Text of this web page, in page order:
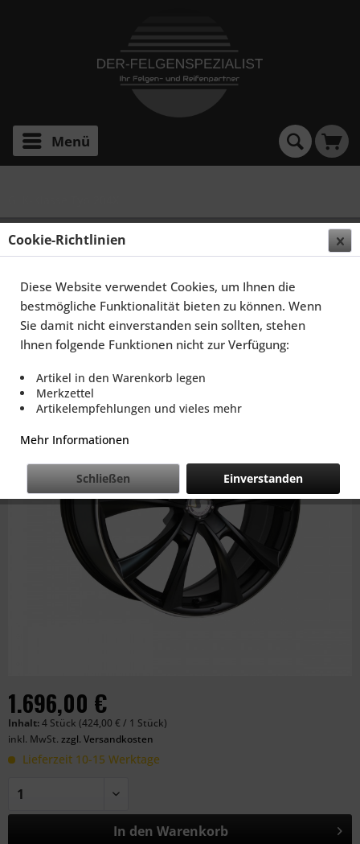
Menü
SCHMIDT FELGEN 20 ZOLL STORMER FÜR
MERCEDES-BENZ GLK-KLASSE X204, SATINBLACK
HORNPOLIERT
1.696,00 €
Inhalt:4 Stück (424,00 € / 1 Stück)
inkl. MwSt. zzgl. Versandkosten
Lieferzeit 10-15 Werktage
In den Warenkorb
Cookie-Richtlinien
Diese Website verwendet Cookies, um Ihnen die
bestmögliche Funktionalität bieten zu können. Wenn
Sie damit nicht einverstanden sein sollten, stehen
Ihnen folgende Funktionen nicht zur Verfügung:
Artikel in den Warenkorb legen
Merkzettel
Artikelempfehlungen und vieles mehr
Mehr Informationen
Einverstanden
Schließen